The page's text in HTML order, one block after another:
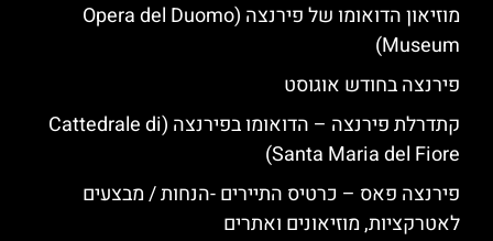
מוזיאון הדואומו של פירנצה (Opera del Duomo
Museum)
פירנצה בחודש אוגוסט
קתדרלת פירנצה – הדואומו בפירנצה (Cattedrale di
Santa Maria del Fiore)
פירנצה פאס – כרטיס התיירים -הנחות / מבצעים
לאטרקציות, מוזיאונים ואתרים